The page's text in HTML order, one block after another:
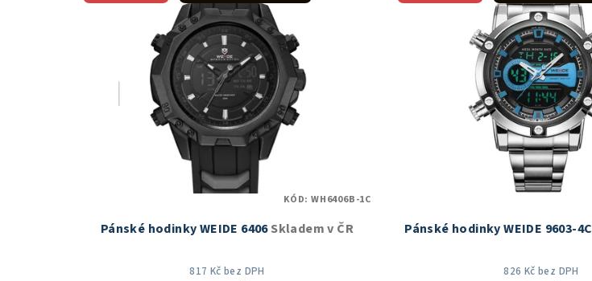
Pánské hodinky WEIDE 6406Skladem v ČR
817 Kč bez DPH
KÓD: WH6406B-1C
Pánské hodinky WEIDE 9603-4C
826 Kč bez DPH